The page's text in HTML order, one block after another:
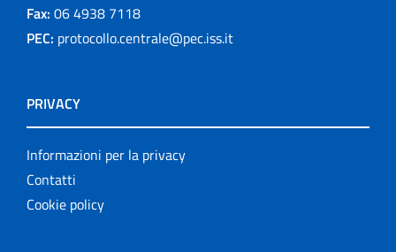
Fax: 06 4938 7118
PEC: protocollo.centrale@pec.iss.it
PRIVACY
Informazioni per la privacy
Contatti
Cookie policy